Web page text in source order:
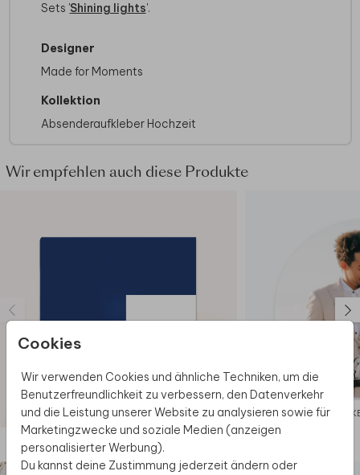
Cookies
Wir verwenden Cookies und ähnliche Techniken, um die
Benutzerfreundlichkeit zu verbessern, den Datenverkehr
und die Leistung unserer Website zu analysieren sowie für
Marketingzwecke und soziale Medien (anzeigen
personalisierter Werbung).
Du kannst deine Zustimmung jederzeit ändern oder
Sets 'Shining lights'.
Designer
Made for Moments
Kollektion
Absenderaufkleber Hochzeit
Wir empfehlen auch diese Produkte
Diese Produkte könnten dir auch gefallen